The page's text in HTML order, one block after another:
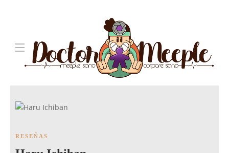
RESEÑAS